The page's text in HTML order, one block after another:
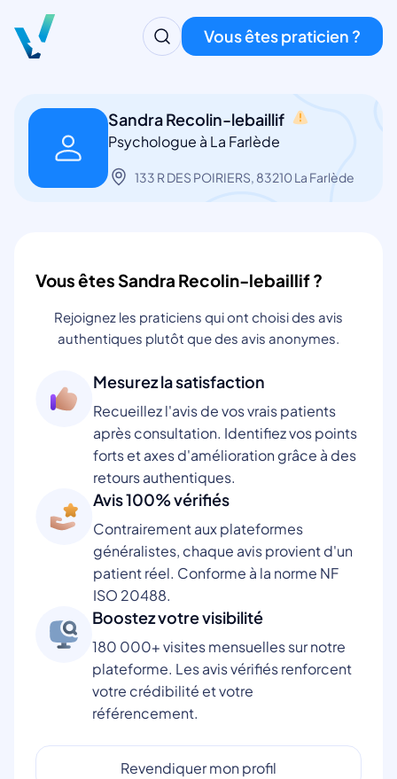
Vous êtes praticien ?
Sandra Recolin-lebaillif
Psychologue à La Farlède
133 R DES POIRIERS, 83210 La Farlède
Vous êtes Sandra Recolin-lebaillif ?
Rejoignez les praticiens qui ont choisi des avis
authentiques plutôt que des avis anonymes.
Mesurez la satisfaction
Recueillez l'avis de vos vrais patients
après consultation. Identifiez vos points
forts et axes d'amélioration grâce à des
retours authentiques.
Avis 100% vérifiés
Contrairement aux plateformes
généralistes, chaque avis provient d'un
patient réel. Conforme à la norme NF
ISO 20488.
Boostez votre visibilité
180 000+ visites mensuelles sur notre
plateforme. Les avis vérifiés renforcent
votre crédibilité et votre
référencement.
Revendiquer mon profil